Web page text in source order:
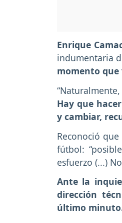
Enrique
indumentaria
momento que
Hay que
y cambiar,
Reconoció
fútbol:
esfuerzo (...)
Ante la
dirección
último